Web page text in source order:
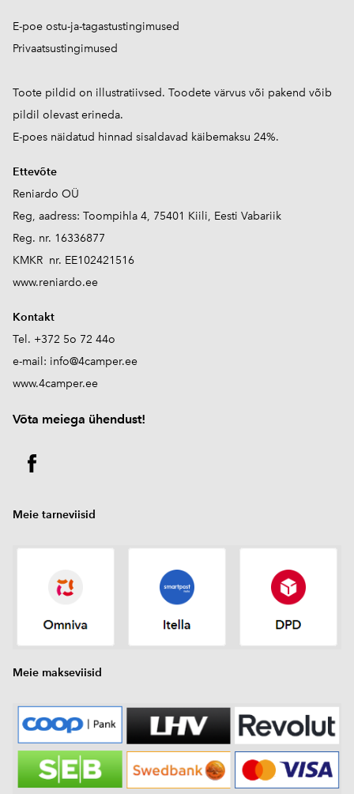
E-poe ostu-ja-tagastustingimused
Privaatsustingimused
Toote pildid on illustratiivsed. Toodete värvus või pakend võib
pildil olevast erineda.
E-poes näidatud hinnad sisaldavad käibemaksu 24%.
Ettevõte
Reniardo OÜ
Reg, aadress: Toompihla 4, 75401 Kiili, Eesti Vabariik
Reg. nr. 16336877
KMKR nr. EE102421516
www.reniardo.ee
Kontakt
Tel. +372 5o 72 44o
e-mail: info@4camper.ee
www.4camper.ee
Võta meiega ühendust!
Meie tarneviisid
Meie makseviisid